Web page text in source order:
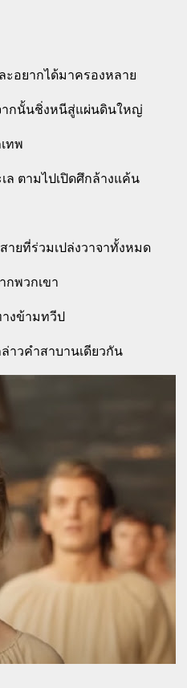
อยากได้มาครองหลาย
ากนั้นชิ่งหนีสู่แผ่นดินใหญ่
ทพ
ตามไปเปิดศึกล้างแค้น
ายที่ร่วมเปล่งวาจาทั้งหมด
กพวกเขา
างข้ามทวีป
าวคำสาบานเดียวกัน